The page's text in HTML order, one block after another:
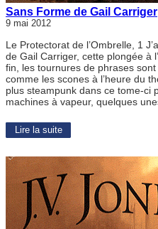
Sans Forme de Gail Carriger
9 mai 2012
Le Protectorat de l’Ombrelle, 1
de Gail Carriger, cette plongée à
fin, les tournures de phrases
comme les scones à l’heure du
plus steampunk dans ce tome-ci
machines à vapeur, quelques
Lire la suite